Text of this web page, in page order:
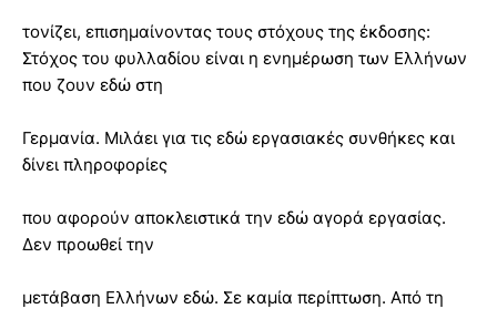
τονίζει, επισημαίνοντας τους στόχους της έκδοσης:
Στόχος του φυλλαδίου είναι η ενημέρωση των Ελλήνων
που ζουν εδώ στη
Γερμανία. Μιλάει για τις εδώ εργασιακές συνθήκες και
δίνει πληροφορίες
που αφορούν αποκλειστικά την εδώ αγορά εργασίας.
Δεν προωθεί την
μετάβαση Ελλήνων εδώ. Σε καμία περίπτωση. Από τη